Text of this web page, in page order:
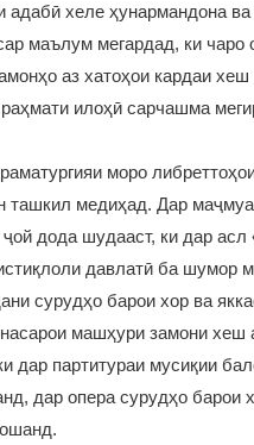
адабӣ хеле ҳунармандона
маълум мегардад, ки чаро
аз хатоҳои кардаи
илоҳӣ сарчашма
моро
медиҳад. Дар
дода шудааст, ки дар асл
давлатӣ ба шумор
сурудҳо барои хор ва
машҳури замони хеш
дар партитураи мусиқии
дар опера сурудҳо барои